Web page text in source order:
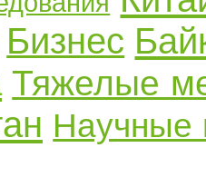
Бизнес
Тяжелые
Научные